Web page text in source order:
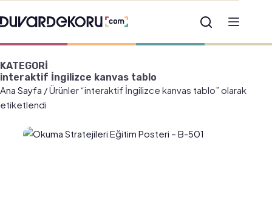
KATEGORİ
interaktif İngilizce kanvas tablo
Ana Sayfa / Ürünler “interaktif İngilizce kanvas tablo” olarak
etiketlendi